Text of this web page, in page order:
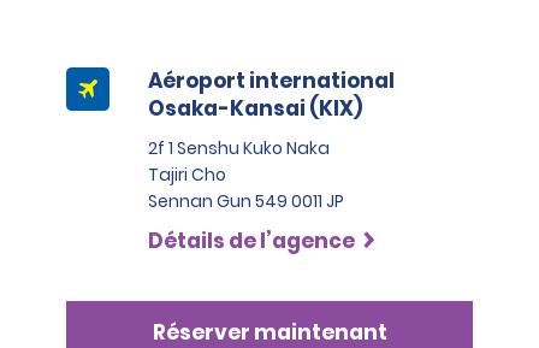
Aéroport international
Osaka-Kansai (KIX)
2f 1 Senshu Kuko Naka
Tajiri Cho
Sennan Gun 549 0011 JP
Détails de l’agence
Réserver maintenant